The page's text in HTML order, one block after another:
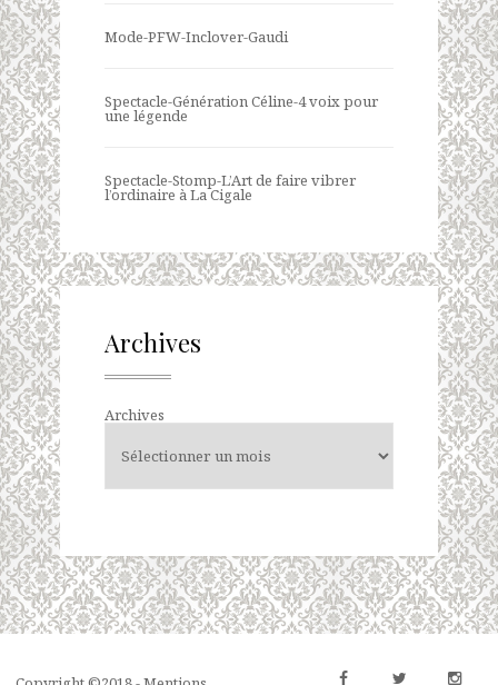
Mode-PFW-Inclover-Gaudi
Spectacle-Génération Céline-4 voix pour
une légende
Spectacle-Stomp-L’Art de faire vibrer
l’ordinaire à La Cigale
Archives
Archives